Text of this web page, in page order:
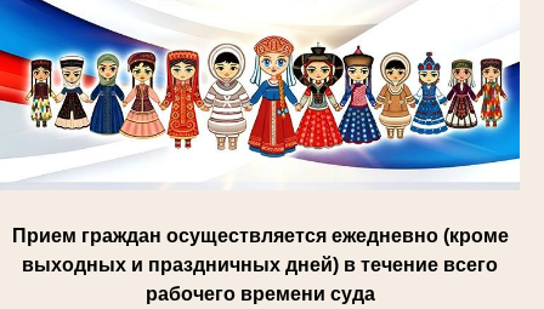
Прием граждан осуществляется ежедневно (кроме
выходных и праздничных дней) в течение всего
рабочего времени суда